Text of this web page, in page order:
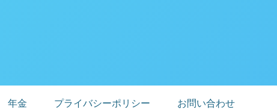
年金 プライバシーポリシー お問い合わせ